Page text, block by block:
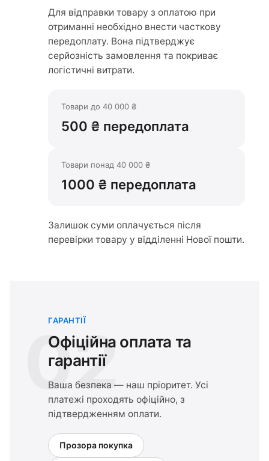
Для відправки товару з оплатою при
отриманні необхідно внести часткову
передоплату. Вона підтверджує
серйозність замовлення та покриває
логістичні витрати.
Товари до 40 000 ₴
500 ₴ передоплата
Товари понад 40 000 ₴
1000 ₴ передоплата
Залишок суми оплачується після
перевірки товару у відділенні Нової пошти.
02
ГАРАНТІЇ
Офіційна оплата та
гарантії
Ваша безпека — наш пріоритет. Усі
платежі проходять офіційно, з
підтвердженням оплати.
Прозора покупка